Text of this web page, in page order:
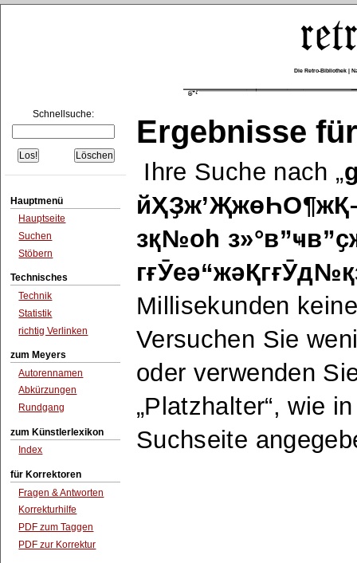
Die Retro-Bibliothek |
Schnellsuche:
Hauptmenü
Hauptseite
Suchen
Stöbern
Technisches
Technik
Statistik
richtig Verlinken
zum Meyers
Autorennamen
Abkürzungen
Rundgang
zum Künstlerlexikon
Index
für Korrektoren
Fragen & Antworten
Korrekturhilfe
PDF zum Taggen
PDF zur Korrektur
Ergebnisse
Ihre Suche nach
зқ№оһ
Millisekunden
Versuchen Sie
oder verwenden
Platzhalter , wie
Suchseite